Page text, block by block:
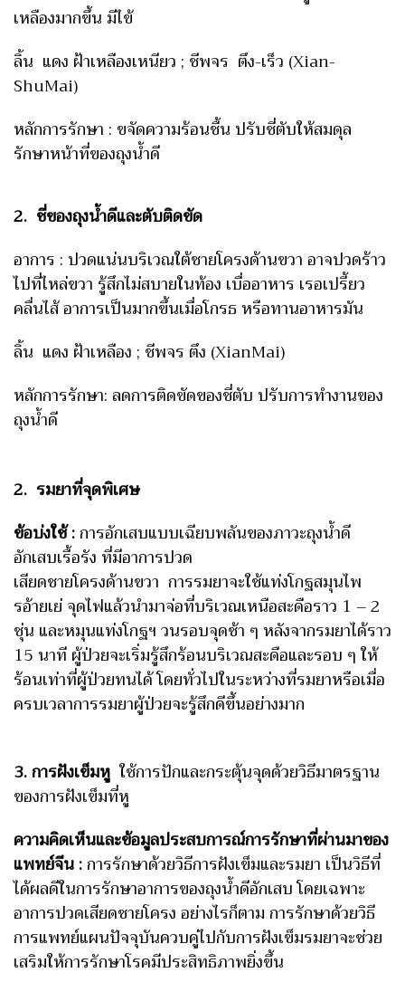
เหลืองมากขึ้น มีไข้
ลิ้น แดง ฝ้าเหลืองเหนียว ; ชีพจร ตึง-เร็ว (Xian-
ShuMai)
หลักการรักษา : ขจัดความร้อนชื้น ปรับชี่ตับให้สมดุล
รักษาหน้าที่ของถุงน้ำดี
2. ชี่ของถุงน้ำดีและตับติดขัด
อาการ : ปวดแน่นบริเวณใต้ชายโครงด้านขวา อาจปวดร้าว
ไปที่ไหล่ขวา รู้สึกไม่สบายในท้อง เบื่ออาหาร เรอเปรี้ยว
คลื่นไส้ อาการเป็นมากขึ้นเมื่อโกรธ หรือทานอาหารมัน
ลิ้น แดง ฝ้าเหลือง ; ชีพจร ตึง (XianMai)
หลักการรักษา: ลดการติดขัดของชี่ตับ ปรับการทำงานของ
ถุงน้ำดี
2. รมยาที่จุดพิเศษ
ข้อบ่งใช้ :การอักเสบแบบเฉียบพลันของภาวะถุงน้ำดี
อักเสบเรื้อรัง ที่มีอาการปวด
เสียดชายโครงด้านขวา การรมยาจะใช้แท่งโกฐสมุนไพ
รอ้ายเย่ จุดไฟแล้วนำมาจ่อที่บริเวณเหนือสะดือราว 1 – 2
ชุ่น และหมุนแท่งโกฐฯ วนรอบจุดช้า ๆ หลังจากรมยาได้ราว
15 นาที ผู้ป่วยจะเริ่มรู้สึกร้อนบริเวณสะดือและรอบ ๆ ให้
ร้อนเท่าที่ผู้ป่วยทนได้ โดยทั่วไปในระหว่างที่รมยาหรือเมื่อ
ครบเวลาการรมยาผู้ป่วยจะรู้สึกดีขึ้นอย่างมาก
3. การฝังเข็มหู ใช้การปักและกระตุ้นจุดด้วยวิธีมาตรฐาน
ของการฝังเข็มที่หู
ความคิดเห็นและข้อมูลประสบการณ์การรักษาที่ผ่านมาของ
แพทย์จีน :การรักษาด้วยวิธีการฝังเข็มและรมยา เป็นวิธีที่
ได้ผลดีในการรักษาอาการของถุงน้ำดีอักเสบ โดยเฉพาะ
อาการปวดเสียดชายโครง อย่างไรก็ตาม การรักษาด้วยวิธี
การแพทย์แผนปัจจุบันควบคู่ไปกับการฝังเข็มรมยาจะช่วย
เสริมให้การรักษาโรคมีประสิทธิภาพยิ่งขึ้น